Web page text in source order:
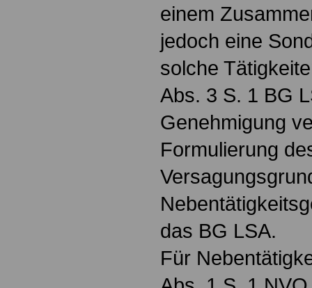
einem
jedoch eine
solche
Abs. 3 S. 1 BG
Genehmigung
Formulierung
das BG LSA.
Für